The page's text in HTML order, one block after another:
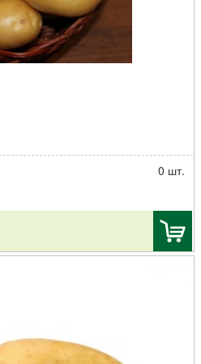
30-55мм суперэлита 2кг
0 шт.